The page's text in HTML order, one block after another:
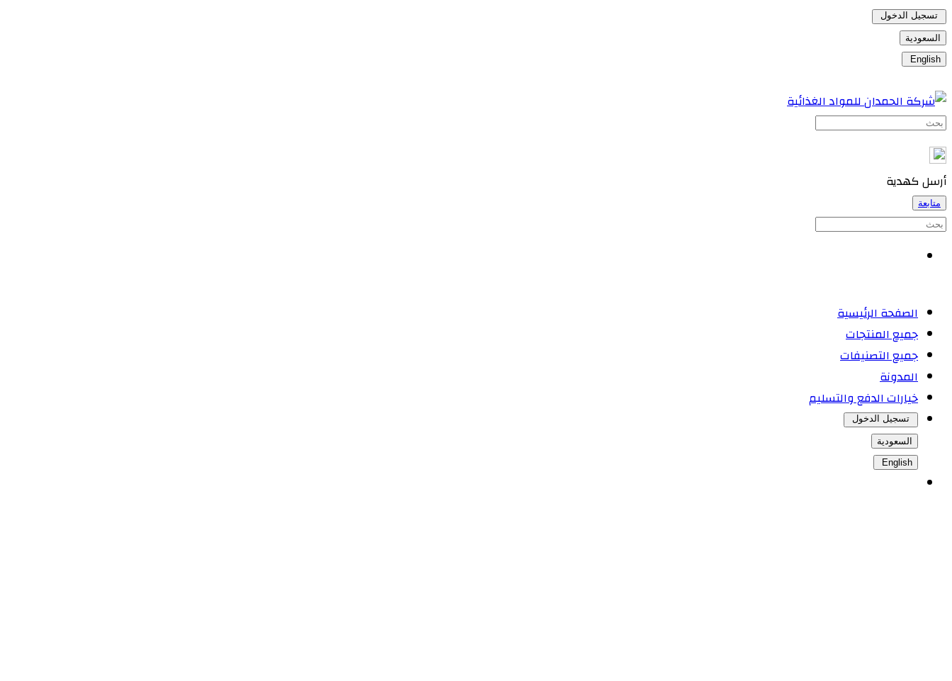
تسجيل الدخول
السعودية
English
أرسل كهدية
متابعة
الصفحة الرئيسية
جميع المنتجات
جميع التصنيفات
المدونة
خيارات الدفع والتسليم
تسجيل الدخول
السعودية
English